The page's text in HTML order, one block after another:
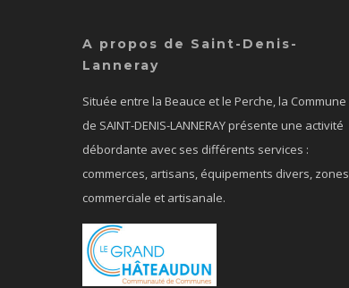
A propos de Saint-Denis-
Lanneray
Située entre la Beauce et le Perche, la Commune
de SAINT-DENIS-LANNERAY présente une activité
débordante avec ses différents services :
commerces, artisans, équipements divers, zones
commerciale et artisanale.